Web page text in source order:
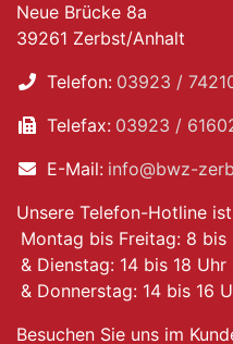
Neue Brücke 8a
39261 Zerbst/Anhalt
Telefon: 03923 /
Telefax: 03923 /
E-Mail: info@bwz-
Unsere Telefon-Hotline
Montag bis Freitag: 8 bis
& Dienstag: 14 bis 18 Uhr
& Donnerstag: 14 bis 16
Besuchen Sie uns im